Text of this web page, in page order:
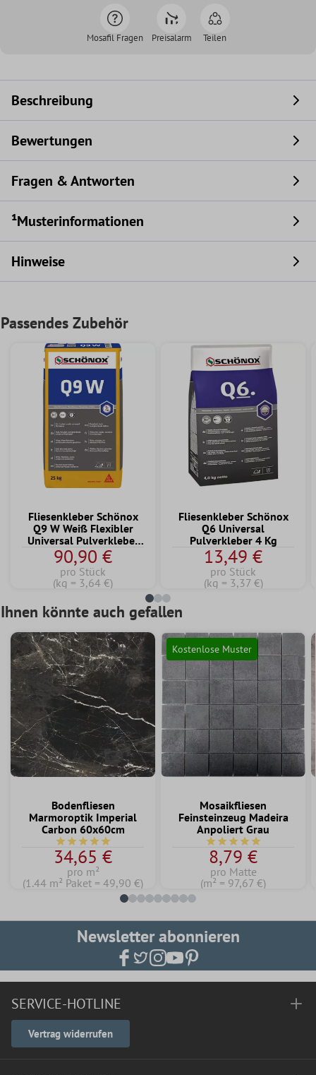
Mosafil Fragen Preisalarm Teilen
Beschreibung
Bewertungen
Fragen & Antworten
¹Musterinformationen
Hinweise
Passendes Zubehör
Fliesenkleber Schönox
Q9 W Weiß Flexibler
Universal Pulverkleber
25 KG
90,90 €
pro Stück
(kg = 3,64 €)
Fliesenkleber Schönox
Q6 Universal
Pulverkleber 4 Kg
13,49 €
pro Stück
(kg = 3,37 €)
Ihnen könnte auch gefallen
Bodenfliesen
Marmoroptik Imperial
Carbon 60x60cm
Durchschnittliche Bewertung von 5 von 5 Sternen
34,65 €
pro m²
(1.44 m² Paket = 49,90 €)
Kostenlose Muster
Mosaikfliesen
Feinsteinzeug Madeira
Anpoliert Grau
Durchschnittliche
8,79 €
pro Matte
(m² = 97,67 €)
Newsletter abonnieren
SERVICE-HOTLINE
Vertrag widerrufen